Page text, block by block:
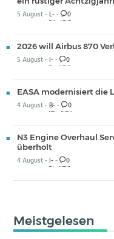
5 August -L-- 0
2026 will Airbus 870
5 August - I-- 0
EASA modernisiert die
4 August -B-- 0
N3 Engine Overhaul
überholt
4 August - I-- 0
Meistgelesen